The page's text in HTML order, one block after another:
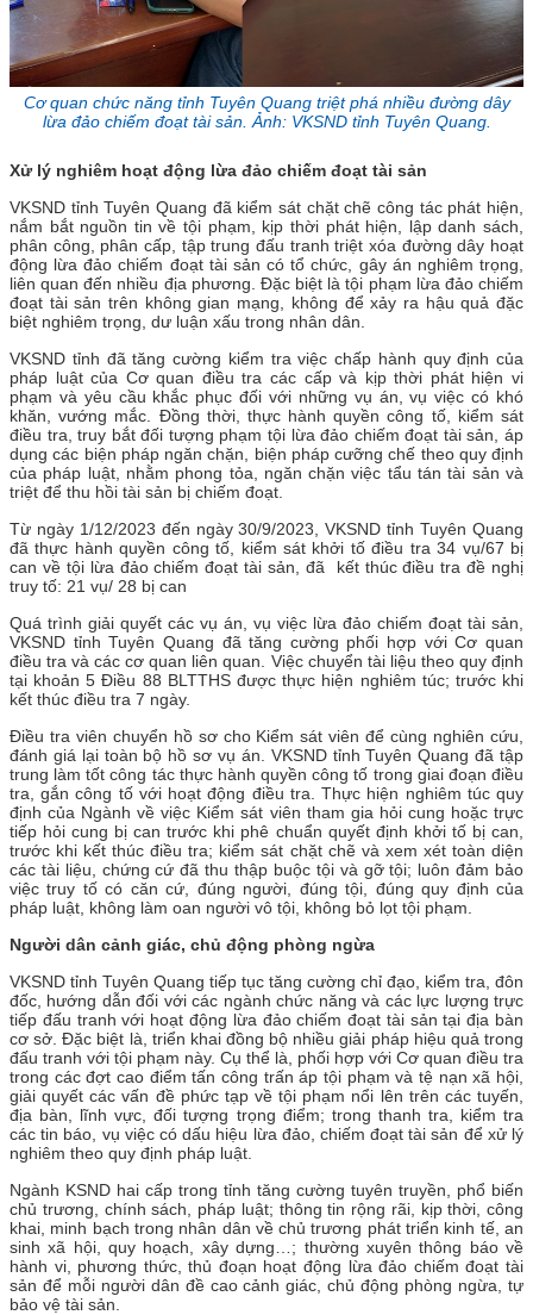
Cơ quan chức năng tỉnh Tuyên Quang triệt phá nhiều đường dây
lừa đảo chiếm đoạt tài sản. Ảnh: VKSND tỉnh Tuyên Quang.
Xử lý nghiêm hoạt động lừa đảo chiếm đoạt tài sản
VKSND tỉnh Tuyên Quang đã kiểm sát chặt chẽ công tác phát hiện,
nắm bắt nguồn tin về tội phạm, kịp thời phát hiện, lập danh sách,
phân công, phân cấp, tập trung đấu tranh triệt xóa đường dây hoạt
động lừa đảo chiếm đoạt tài sản có tổ chức, gây án nghiêm trọng,
liên quan đến nhiều địa phương. Đặc biệt là tội phạm lừa đảo chiếm
đoạt tài sản trên không gian mạng, không để xảy ra hậu quả đặc
biệt nghiêm trọng, dư luận xấu trong nhân dân.
VKSND tỉnh đã tăng cường kiểm tra việc chấp hành quy định của
pháp luật của Cơ quan điều tra các cấp và kịp thời phát hiện vi
phạm và yêu cầu khắc phục đối với những vụ án, vụ việc có khó
khăn, vướng mắc. Đồng thời, thực hành quyền công tố, kiểm sát
điều tra, truy bắt đối tượng phạm tội lừa đảo chiếm đoạt tài sản, áp
dụng các biện pháp ngăn chặn, biện pháp cưỡng chế theo quy định
của pháp luật, nhằm phong tỏa, ngăn chặn việc tẩu tán tài sản và
triệt để thu hồi tài sản bị chiếm đoạt.
Từ ngày 1/12/2023 đến ngày 30/9/2023, VKSND tỉnh Tuyên Quang
đã thực hành quyền công tố, kiểm sát khởi tố điều tra 34 vụ/67 bị
can về tội lừa đảo chiếm đoạt tài sản, đã kết thúc điều tra đề nghị
truy tố: 21 vụ/ 28 bị can
Quá trình giải quyết các vụ án, vụ việc lừa đảo chiếm đoạt tài sản,
VKSND tỉnh Tuyên Quang đã tăng cường phối hợp với Cơ quan
điều tra và các cơ quan liên quan. Việc chuyển tài liệu theo quy định
tại khoản 5 Điều 88 BLTTHS được thực hiện nghiêm túc; trước khi
kết thúc điều tra 7 ngày.
Điều tra viên chuyển hồ sơ cho Kiểm sát viên để cùng nghiên cứu,
đánh giá lại toàn bộ hồ sơ vụ án. VKSND tỉnh Tuyên Quang đã tập
trung làm tốt công tác thực hành quyền công tố trong giai đoạn điều
tra, gắn công tố với hoạt động điều tra. Thực hiện nghiêm túc quy
định của Ngành về việc Kiểm sát viên tham gia hỏi cung hoặc trực
tiếp hỏi cung bị can trước khi phê chuẩn quyết định khởi tố bị can,
trước khi kết thúc điều tra; kiểm sát chặt chẽ và xem xét toàn diện
các tài liệu, chứng cứ đã thu thập buộc tội và gỡ tội; luôn đảm bảo
việc truy tố có căn cứ, đúng người, đúng tội, đúng quy định của
pháp luật, không làm oan người vô tội, không bỏ lọt tội phạm.
Người dân cảnh giác, chủ động phòng ngừa
VKSND tỉnh Tuyên Quang tiếp tục tăng cường chỉ đạo, kiểm tra, đôn
đốc, hướng dẫn đối với các ngành chức năng và các lực lượng trực
tiếp đấu tranh với hoạt động lừa đảo chiếm đoạt tài sản tại địa bàn
cơ sở. Đặc biệt là, triển khai đồng bộ nhiều giải pháp hiệu quả trong
đấu tranh với tội phạm này. Cụ thể là, phối hợp với Cơ quan điều tra
trong các đợt cao điểm tấn công trấn áp tội phạm và tệ nạn xã hội,
giải quyết các vấn đề phức tạp về tội phạm nổi lên trên các tuyến,
địa bàn, lĩnh vực, đối tượng trọng điểm; trong thanh tra, kiểm tra
các tin báo, vụ việc có dấu hiệu lừa đảo, chiếm đoạt tài sản để xử lý
nghiêm theo quy định pháp luật.
Ngành KSND hai cấp trong tỉnh tăng cường tuyên truyền, phổ biến
chủ trương, chính sách, pháp luật; thông tin rộng rãi, kịp thời, công
khai, minh bạch trong nhân dân về chủ trương phát triển kinh tế, an
sinh xã hội, quy hoạch, xây dựng…; thường xuyên thông báo về
hành vi, phương thức, thủ đoạn hoạt động lừa đảo chiếm đoạt tài
sản để mỗi người dân đề cao cảnh giác, chủ động phòng ngừa, tự
bảo vệ tài sản.